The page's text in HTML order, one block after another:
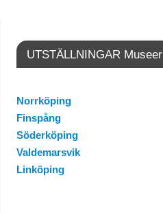
UTSTÄLLNINGAR
Norrköping
Finspång
Söderköping
Valdemarsvik
Linköping